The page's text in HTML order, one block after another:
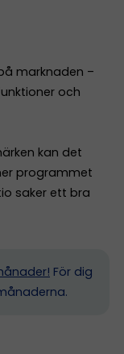
marknaden –
och
kan det
programmet
saker ett bra
För dig